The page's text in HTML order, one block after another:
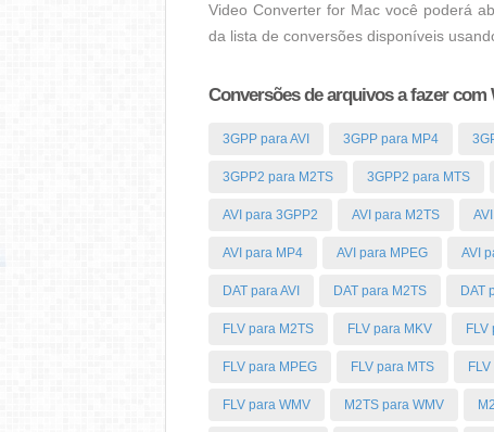
Video Converter for Mac você poderá
da lista de conversões disponíveis
Conversões de arquivos a fazer
3GPP para AVI 3GPP para MP4
3GPP2 para M2TS 3GPP2 para MTS
AVI para 3GPP2 AVI para M2TS
AVI para MP4 AVI para MPEG AVI
DAT para AVI DAT para M2TS DAT
FLV para M2TS FLV para MKV FLV
FLV para MPEG FLV para MTS
FLV para WMV M2TS para WMV